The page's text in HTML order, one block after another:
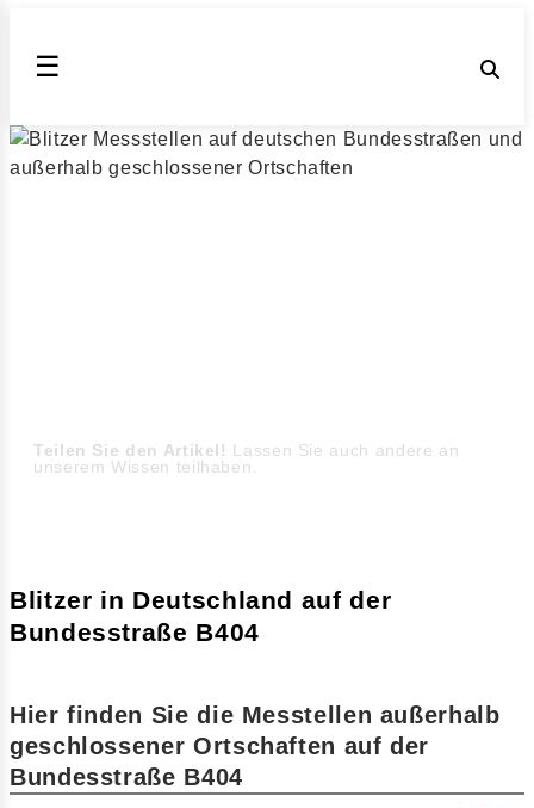
☰
Teilen Sie den Artikel! Lassen Sie auch andere an
unserem Wissen teilhaben.
Blitzer in Deutschland auf der
Bundesstraße B404
Hier finden Sie die Messtellen außerhalb
geschlossener Ortschaften auf der
Bundesstraße B404